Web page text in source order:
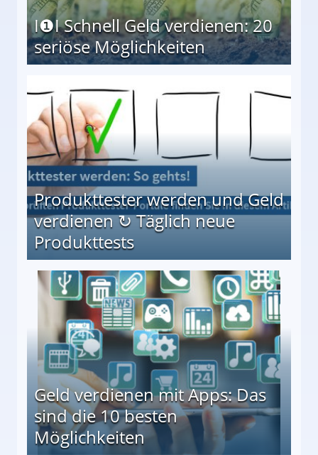
I❶I Schnell Geld verdienen: 20
seriöse Möglichkeiten
Produkttester werden und Geld
verdienen ↻ Täglich neue
Produkttests
↻ Täglich neue Produkttests
Geld verdienen mit Apps: Das
sind die 10 besten
Möglichkeiten